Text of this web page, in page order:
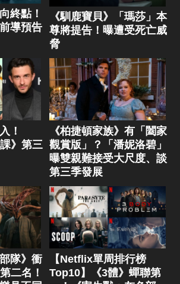
終點！
導預告
《馴鹿寶貝》「瑪莎」本
尊將提告！曝遭受死亡威
脅
！
》第三
《柏捷頓家族》有「闔家
觀賞版」？「潘妮洛碧」
曝雙親難接受大尺度、談
第三季發展
隊》衝
二名！
【Netflix單周排行榜
Top10】《3體》蟬聯第